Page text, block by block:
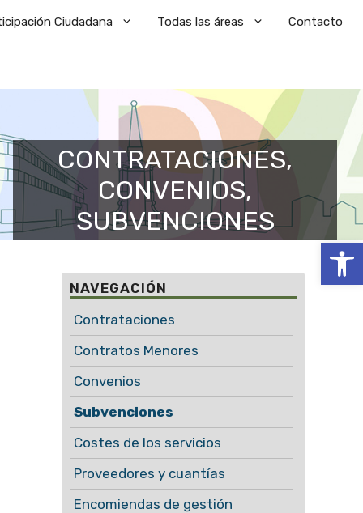
Abrir
Ciudadana Todas las áreas Contacto
CONTRATACIONES,
CONVENIOS,
SUBVENCIONES
NAVEGACIÓN
Contrataciones
Contratos Menores
Convenios
Subvenciones
Costes de los servicios
Proveedores y cuantías
Encomiendas de gestión